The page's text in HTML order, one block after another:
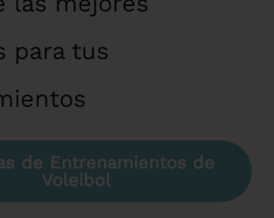
para tus
de Entrenamientos de
Voleibol